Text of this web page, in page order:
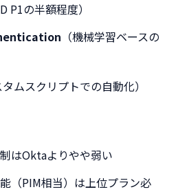
P1の半額程度）
（機械学習ベースの
タムスクリプトでの自動化）
はOktaよりやや弱い
（PIM相当）は上位プラン必